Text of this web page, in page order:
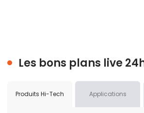
Les bons plans live
Produits Hi-Tech Applications